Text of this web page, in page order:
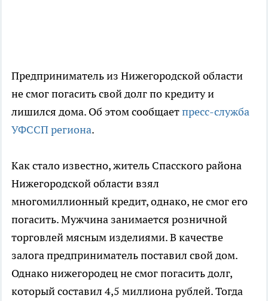
Предприниматель из Нижегородской области
не смог погасить свой долг по кредиту и
лишился дома. Об этом сообщаетпресс-служба
УФССП региона.
Как стало известно, житель Спасского района
Нижегородской области взял
многомиллионный кредит, однако, не смог его
погасить. Мужчина занимается розничной
торговлей мясным изделиями. В качестве
залога предприниматель поставил свой дом.
Однако нижегородец не смог погасить долг,
который составил 4,5 миллиона рублей. Тогда